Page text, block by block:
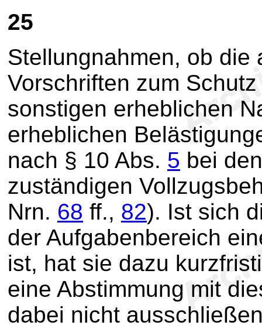
25
Stellungnahmen, ob die
Vorschriften zum
sonstigen erheblichen
erheblichen
nach § 10 Abs. 5 bei
zuständigen
Nrn. 68 ff., 82). Ist sich
der Aufgabenbereich
ist, hat sie dazu
eine Abstimmung mit
dabei nicht